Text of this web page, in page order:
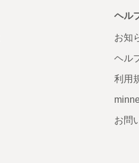
ヘル
お知
ヘル
利用
お問